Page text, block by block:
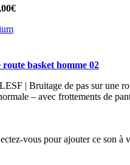
route basket homme 02
| Bruitage de pas sur une
– avec frottements de